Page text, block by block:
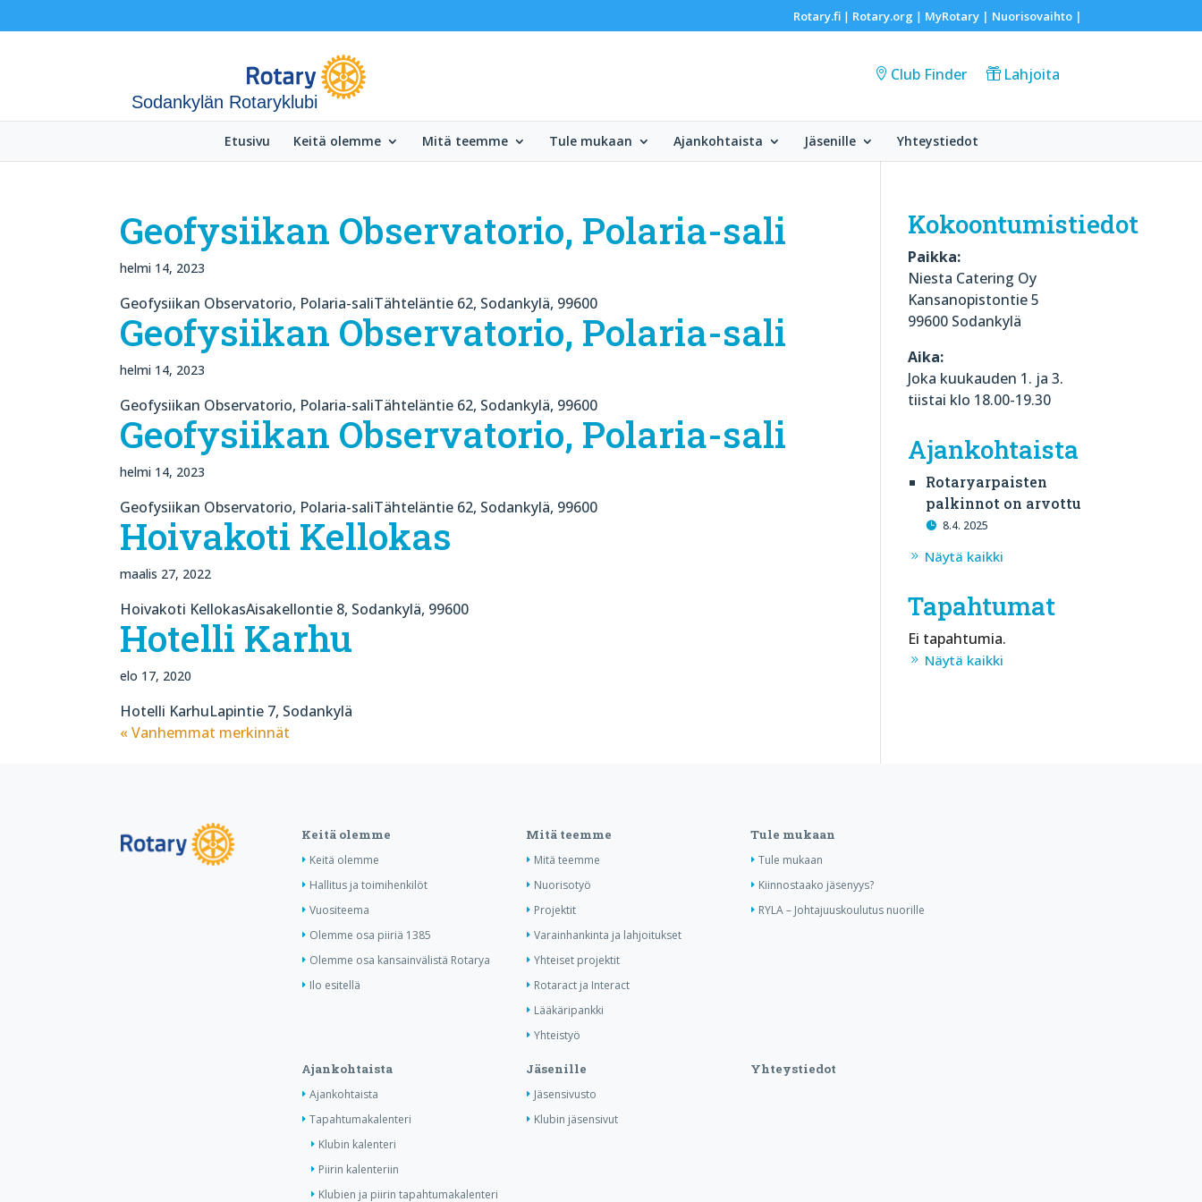
Rotary.fi| Rotary.org | MyRotary | Nuorisovaihto|
Sodankylän Rotaryklubi
Club Finder Lahjoita
Etusivu Keitä olemme Mitä teemme Tule mukaan Ajankohtaista Jäsenille Yhteystiedot
Geofysiikan Observatorio, Polaria-sali
helmi 14, 2023
Geofysiikan Observatorio, Polaria-saliTähteläntie 62, Sodankylä, 99600
Geofysiikan Observatorio, Polaria-sali
helmi 14, 2023
Geofysiikan Observatorio, Polaria-saliTähteläntie 62, Sodankylä, 99600
Geofysiikan Observatorio, Polaria-sali
helmi 14, 2023
Geofysiikan Observatorio, Polaria-saliTähteläntie 62, Sodankylä, 99600
Hoivakoti Kellokas
maalis 27, 2022
Hoivakoti KellokasAisakellontie 8, Sodankylä, 99600
Hotelli Karhu
elo 17, 2020
Hotelli KarhuLapintie 7, Sodankylä
« Vanhemmat merkinnät
Kokoontumistiedot
Paikka:
Niesta Catering Oy
Kansanopistontie 5
99600 Sodankylä
Aika:
Joka kuukauden 1. ja 3.
tiistai klo 18.00-19.30
Ajankohtaista
Rotaryarpaisten
palkinnot on arvottu
8.4. 2025
Näytä kaikki
Tapahtumat
Ei tapahtumia.
Näytä kaikki
Keitä olemme
Keitä olemme
Hallitus ja toimihenkilöt
Vuositeema
Olemme osa piiriä 1385
Olemme osa kansainvälistä Rotarya
Ilo esitellä
Mitä teemme
Mitä teemme
Nuorisotyö
Projektit
Varainhankinta ja lahjoitukset
Yhteiset projektit
Rotaract ja Interact
Lääkäripankki
Yhteistyö
Tule mukaan
Tule mukaan
Kiinnostaako jäsenyys?
RYLA – Johtajuuskoulutus nuorille
Ajankohtaista
Ajankohtaista
Tapahtumakalenteri
Klubin kalenteri
Piirin kalenteriin
Klubien ja piirin tapahtumakalenteri
Jäsenille
Jäsensivusto
Klubin jäsensivut
Yhteystiedot